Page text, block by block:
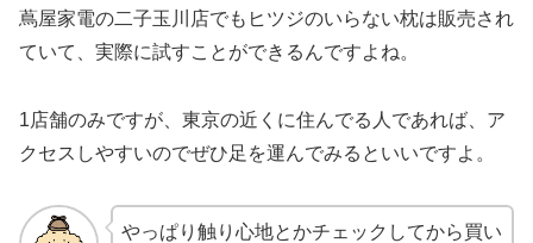
蔦屋家電の二子玉川店でもヒツジのいらない枕は販売され
ていて、実際に試すことができるんですよね。
1店舗のみですが、東京の近くに住んでる人であれば、ア
クセスしやすいのでぜひ足を運んでみるといいですよ。
やっぱり触り心地とかチェックしてから買い